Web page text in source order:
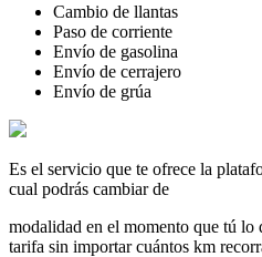
Cambio de llantas
Paso de corriente
Envío de gasolina
Envío de cerrajero
Envío de grúa
Es el servicio que te ofrece la
cual podrás cambiar de
modalidad en el momento que tú lo
tarifa sin importar cuántos km